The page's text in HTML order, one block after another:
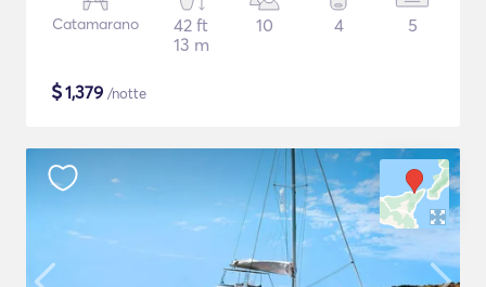
Catamarano
42 ft
13 m
10 4 5
$1,379 /notte